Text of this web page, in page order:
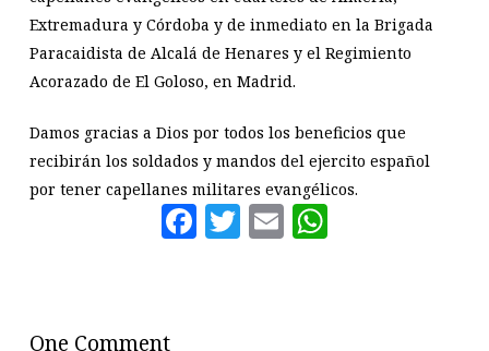
Extremadura y Córdoba y de inmediato en la Brigada
Paracaidista de Alcalá de Henares y el Regimiento
Acorazado de El Goloso, en Madrid.
Damos gracias a Dios por todos los beneficios que
recibirán los soldados y mandos del ejercito español
por tener capellanes militares evangélicos.
Facebook
Twitter
Email
One Comment